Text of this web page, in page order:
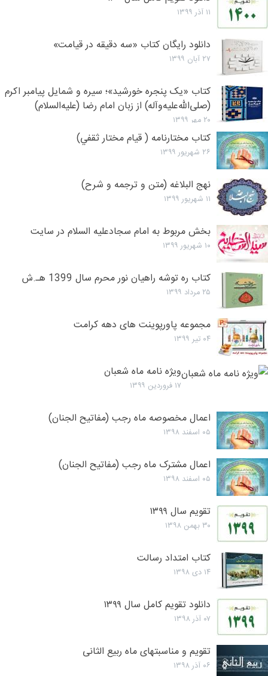
۱۱ آذر ۱۳۹۹
دانلود رایگان کتاب «سه دقیقه در قیامت»
۲۷ آبان ۱۳۹۹
کتاب «یک پنجره خورشید»؛ سیره و شمایل پیامبر اکرم
(صلی‌الله‌علیه‌وآله) از زبان امام رضا (علیه‌السلام)
۲۰ مهر ۱۳۹۹
کتاب مختارنامه ( ق‍ي‍ام‌ م‍خ‍ت‍ار ث‍ق‍ف‍ي‌)
۲۶ شهریور ۱۳۹۹
نهج البلاغه (متن و ترجمه و شرح)
۱۱ شهریور ۱۳۹۹
بخش مربوط به امام سجادعلیه السلام در سایت
۱۰ شهریور ۱۳۹۹
کتاب ره توشه راهیان نور محرم سال 1399 هـ.ش
۲۵ مرداد ۱۳۹۹
مجموعه پاورپوینت های دهه کرامت
۰۴ تیر ۱۳۹۹
ویژه نامه ماه شعبان
۱۷ فروردین ۱۳۹۹
اعمال مخصوصه ماه رجب (مفاتیح الجنان)
۰۵ اسفند ۱۳۹۸
اعمال مشترک ماه رجب (مفاتیح الجنان)
۰۵ اسفند ۱۳۹۸
تقویم سال ۱۳۹۹
۳۰ بهمن ۱۳۹۸
کتاب امتداد رسالت
۱۴ دی ۱۳۹۸
دانلود تقویم کامل سال ۱۳۹۹
۰۷ آذر ۱۳۹۸
تقويم و مناسبتهای ماه ربیع الثانی
۰۶ آذر ۱۳۹۸